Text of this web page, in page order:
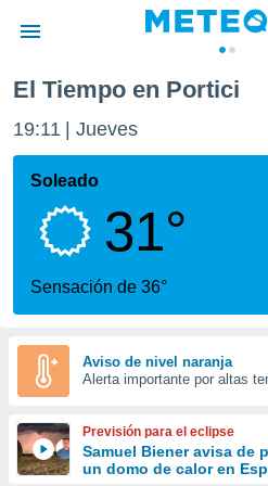
de
por
que se
calidad.
a este
las
y
forma
digital
basada
El Tiempo en Portici
19:11 Jueves
Soleado
31°
Sensación de 36°
Aviso de nivel naranja
Alerta importante por altas
Previsión para el eclipse
Samuel Biener avisa de
un domo de calor en